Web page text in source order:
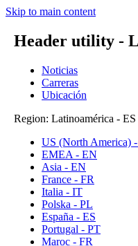
Skip to main content
Header utility -
Noticias
Carreras
Ubicación
Region: Latinoamérica - ES
US (North America)
EMEA - EN
Asia - EN
France - FR
Italia - IT
Polska - PL
España - ES
Portugal - PT
Maroc - FR